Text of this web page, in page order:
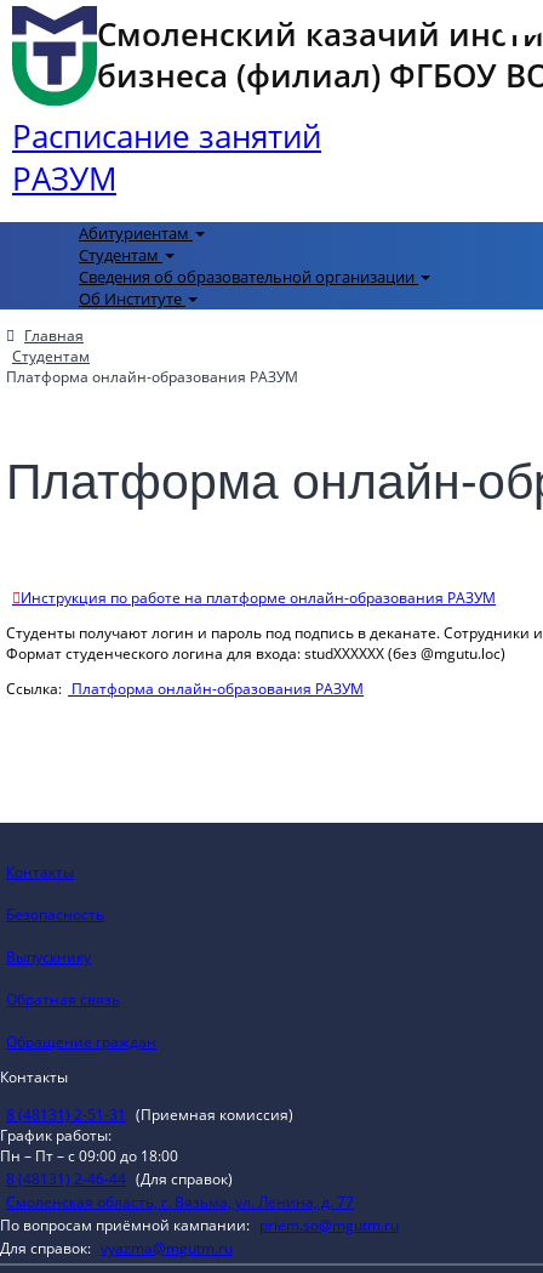
Смоленский казачий
бизнеса (филиал) ФГБОУ
Расписание занятий
РАЗУМ
Абитуриентам
Студентам
Сведения об образовательной организации
Об Институте
Главная
Студентам
Платформа онлайн-образования РАЗУМ
Платформа онлайн-
Инструкция по работе на платформе онлайн-образования РАЗУМ
Студенты получают логин и пароль под подпись в деканате.
Формат студенческого логина для входа: studXXXXXX (без @mgutu.loc)
Ссылка: Платформа онлайн-образования РАЗУМ
Контакты
Безопасность
Выпускнику
Обратная связь
Обращение граждан
Контакты
8 (48131) 2-51-31 (Приемная комиссия)
График работы:
Пн – Пт – с 09:00 до 18:00
8 (48131) 2-46-44 (Для справок)
Смоленская область, г. Вязьма, ул. Ленина, д. 77
По вопросам приёмной кампании: priem.so@mgutm.ru
Для справок: vyazma@mgutm.ru